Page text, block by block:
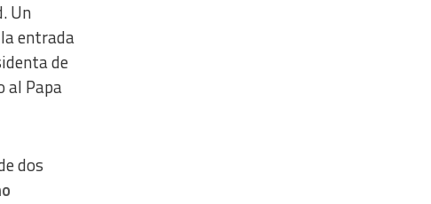
Un
entrada
de
al Papa
dos